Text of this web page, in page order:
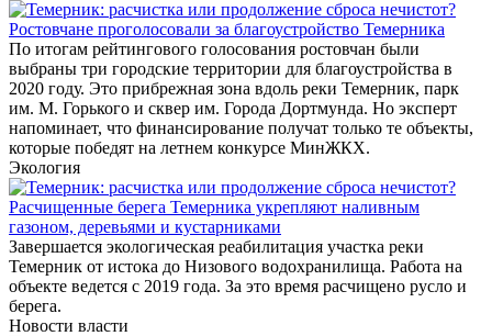
Ростовчане проголосовали за благоустройство Темерника
По итогам рейтингового голосования ростовчан были
выбраны три городские территории для благоустройства в
2020 году. Это прибрежная зона вдоль реки Темерник, парк
им. М. Горького и сквер им. Города Дортмунда. Но эксперт
напоминает, что финансирование получат только те объекты,
которые победят на летнем конкурсе МинЖКХ.
Экология
Расчищенные берега Темерника укрепляют наливным
газоном, деревьями и кустарниками
Завершается экологическая реабилитация участка реки
Темерник от истока до Низового водохранилища. Работа на
объекте ведется с 2019 года. За это время расчищено русло и
берега.
Новости власти